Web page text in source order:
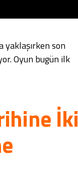
yaklaşırken son
Oyun bugün ilk
İki